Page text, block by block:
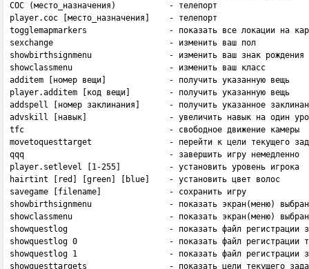
COC (место_назначения)           - телепорт
player.coc [место_назначения]    - телепорт
togglemapmarkers                 - показать все локации на
sexchange                        - изменить ваш пол
showbirthsignmenu                - изменить ваш знак рождения
showclassmenu                    - изменить ваш класс
additem [номер вещи]             - получить указанную вещь
player.additem [код вещи]        - получить указанную вещь
addspell [номер заклинания]      - получить указанное
advskill [навык]                 - увеличить навык на один
tfc                              - свободное движение камеры
movetoquesttarget                - перейти к цели текущего
qqq                              - завершить игру немедленно
player.setlevel [1-255]          - установить уровень игрока
hairtint [red] [green] [blue]    - установить цвет волос
savegame [filename]              - сохранить игру
showbirthsignmenu                - показать экран(меню)
showclassmenu                    - показать экран(меню)
showquestlog                     - показать файл регистрации
showquestlog 0                   - показать файл регистрации
showquestlog 1                   - показать файл регистрации
showquesttargets                 - показать цели текущего